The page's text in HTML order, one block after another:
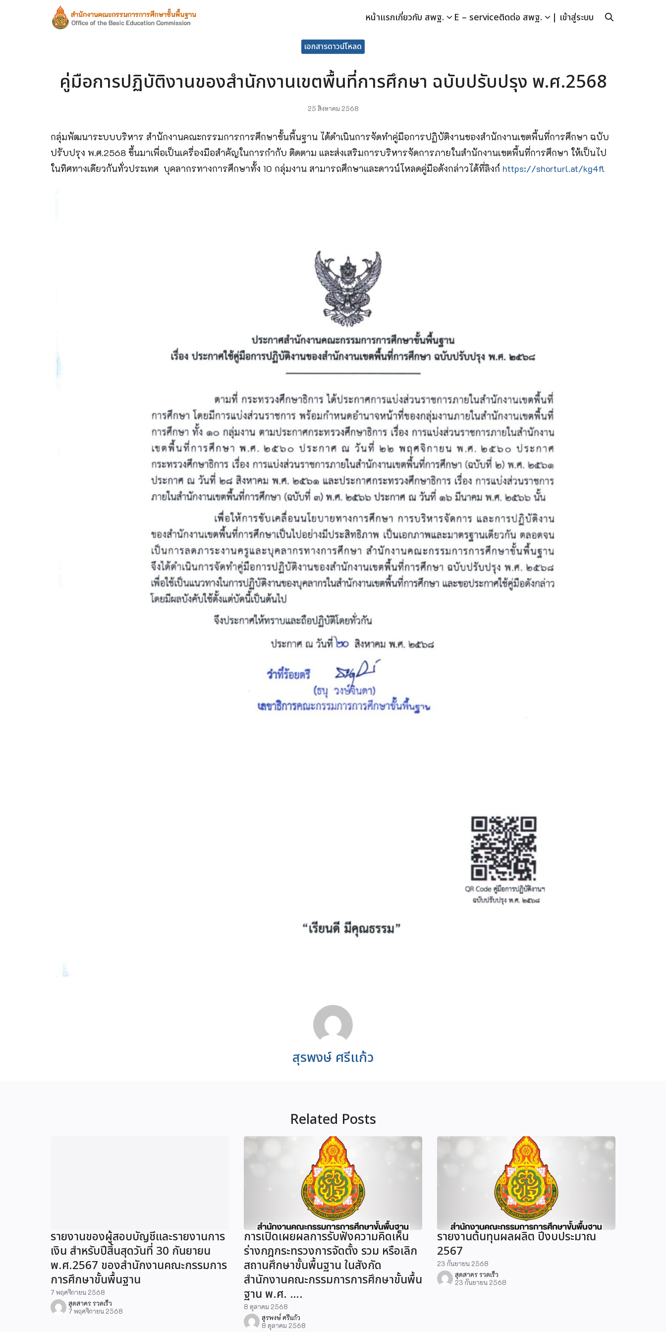
หน้าแรกเกี่ยวกับ สพฐ. E – serviceติดต่อ สพฐ.
| เข้าสู่ระบบ
เอกสารดาวน์โหลด
คู่มือการปฏิบัติงานของสำนักงานเขตพื้นที่การศึกษา ฉบับปรับปรุง พ.ศ.2568
25 สิงหาคม 2568
กลุ่มพัฒนาระบบบริหาร สำนักงานคณะกรรมการการศึกษาขั้นพื้นฐาน ได้ดำเนินการจัดทำคู่มือการปฏิบัติงานของสำนักงานเขตพื้นที่การศึกษา ฉบับ
ปรับปรุง พ.ศ.2568 ขึ้นมาเพื่อเป็นเครื่องมือสำคัญในการกำกับ ติดตาม และส่งเสริมการบริหารจัดการภายในสำนักงานเขตพื้นที่การศึกษา ให้เป็นไป
ในทิศทางเดียวกันทั่วประเทศ บุคลากรทางการศึกษาทั้ง 10 กลุ่มงาน สามารถศึกษาและดาวน์โหลดคู่มือดังกล่าวได้ที่ลิงก์ https://shorturl.at/kg4fl
สุรพงษ์ ศรีแก้ว
Related Posts
รายงานของผู้สอบบัญชีและรายงานการ
เงิน สำหรับปีสิ้นสุดวันที่ 30 กันยายน
พ.ศ.2567 ของสำนักงานคณะกรรมการ
การศึกษาขั้นพื้นฐาน
7 พฤศจิกายน 2568
สุดสาคร รวดเร็ว
7 พฤศจิกายน 2568
การเปิดเผยผลการรับฟังความคิดเห็น
ร่างกฎกระทรวงการจัดตั้ง รวม หรือเลิก
สถานศึกษาขั้นพื้นฐาน ในสังกัด
สำนักงานคณะกรรมการการศึกษาขั้นพื้น
ฐาน พ.ศ. ….
8 ตุลาคม 2568
สุรพงษ์ ศรีแก้ว
8 ตุลาคม 2568
รายงานต้นทุนผลผลิต ปีงบประมาณ
2567
23 กันยายน 2568
สุดสาคร รวดเร็ว
23 กันยายน 2568